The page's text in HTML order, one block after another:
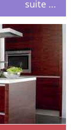
suite ...